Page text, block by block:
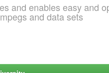
and enables easy and
and data sets